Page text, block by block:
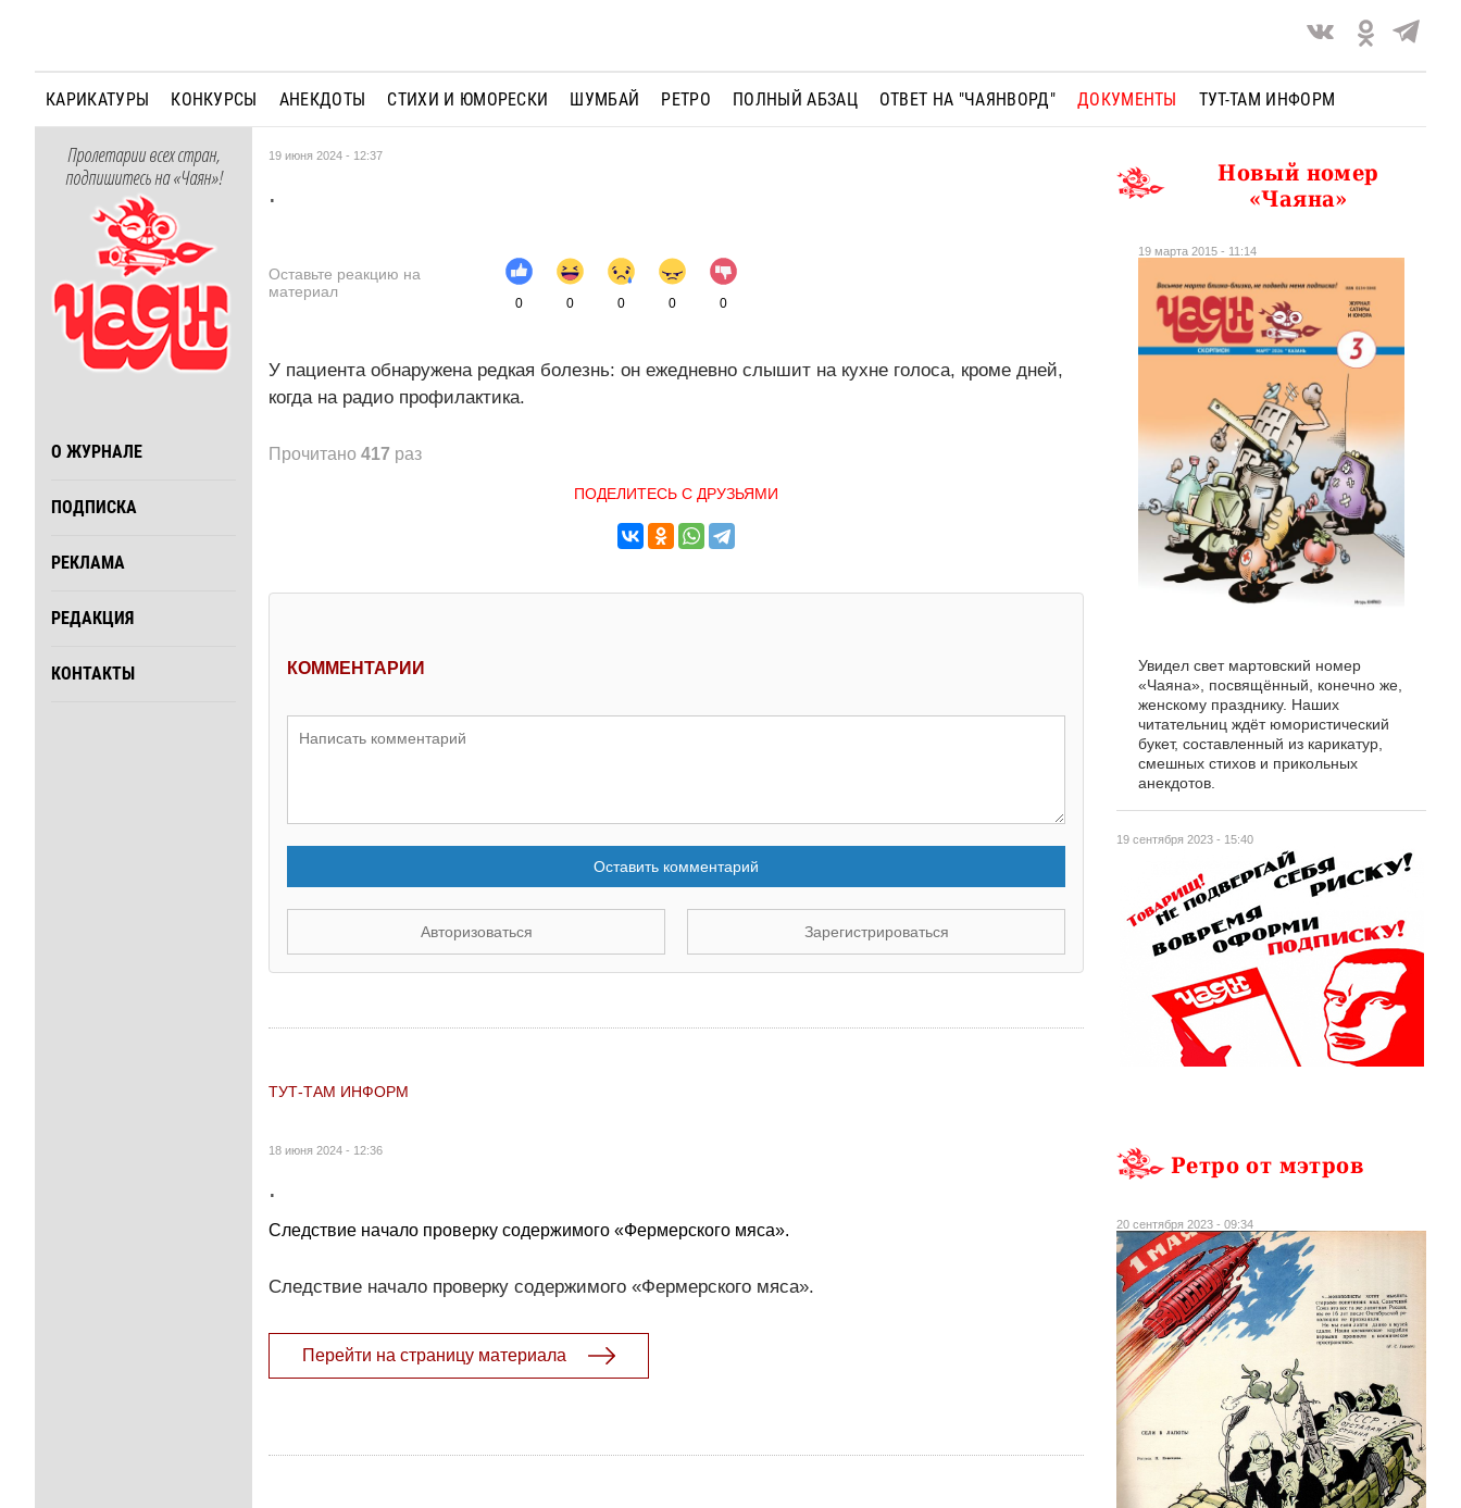
КАРИКАТУРЫ КОНКУРСЫ АНЕКДОТЫ СТИХИ И ЮМОРЕСКИ ШУМБАЙ РЕТРО ПОЛНЫЙ АБЗАЦ ОТВЕТ НА "ЧАЯНВОРД" ДОКУМЕНТЫ ТУТ-ТАМ ИНФОРМ
Пролетарии всех стран,
подпишитесь на «Чаян»!
О ЖУРНАЛЕ
ПОДПИСКА
РЕКЛАМА
РЕДАКЦИЯ
КОНТАКТЫ
19 июня 2024 - 12:37
.
Оставьте реакцию на
материал
0 0 0 0 0
У пациента обнаружена редкая болезнь: он ежедневно слышит на кухне голоса, кроме дней,
когда на радио профилактика.
Прочитано 417 раз
ПОДЕЛИТЕСЬ С ДРУЗЬЯМИ
КОММЕНТАРИИ
Оставить комментарий
Авторизоваться Зарегистрироваться
ТУТ-ТАМ ИНФОРМ
18 июня 2024 - 12:36
.
Следствие начало проверку содержимого «Фермерского мяса».
Следствие начало проверку содержимого «Фермерского мяса».
Перейти на страницу материала
19 сентября 2023 - 15:40
Новый номер
«Чаяна»
19 марта 2015 - 11:14
Увидел свет мартовский номер
«Чаяна», посвящённый, конечно же,
женскому празднику. Наших
читательниц ждёт юмористический
букет, составленный из карикатур,
смешных стихов и прикольных
анекдотов.
Ретро от мэтров
20 сентября 2023 - 09:34